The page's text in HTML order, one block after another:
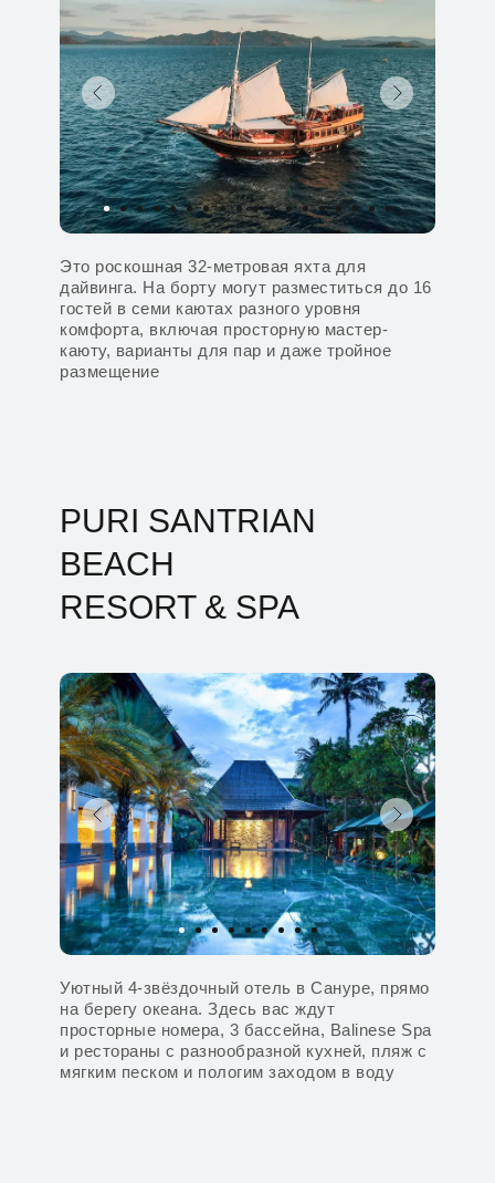
PURI SANTRIAN
BEACH
RESORT & SPA
Это роскошная 32-метровая яхта для
дайвинга. На борту могут разместиться до 16
гостей в семи каютах разного уровня
комфорта, включая просторную мастер-
каюту, варианты для пар и даже тройное
размещение
Уютный 4-звёздочный отель в Сануре, прямо
на берегу океана. Здесь вас ждут
просторные номера, 3 бассейна, Balinese Spa
и рестораны с разнообразной кухней, пляж с
мягким песком и пологим заходом в воду